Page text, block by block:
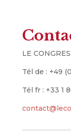
LE
Tél de : +49
Tél fr : +33 1